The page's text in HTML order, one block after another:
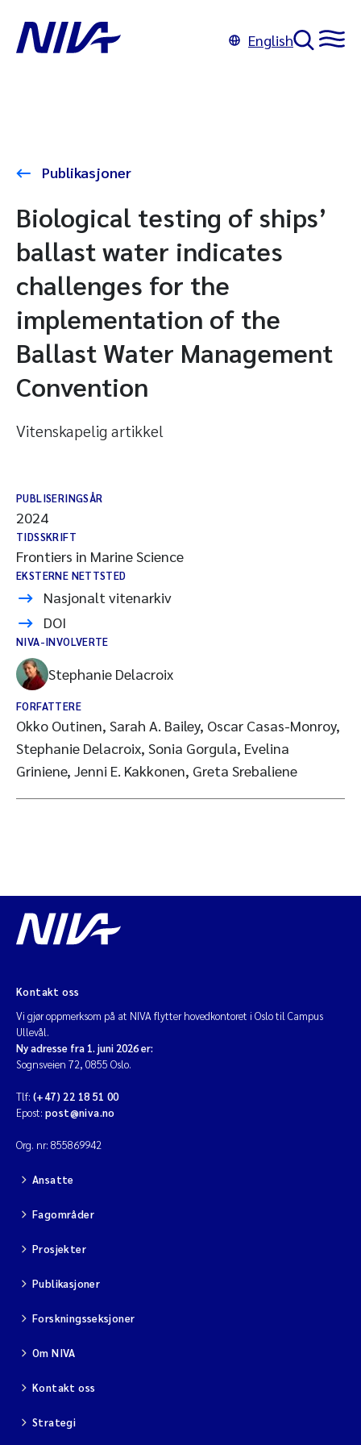
English
Publikasjoner
Biological testing of ships’
ballast water indicates
challenges for the
implementation of the
Ballast Water Management
Convention
Vitenskapelig artikkel
PUBLISERINGSÅR
2024
TIDSSKRIFT
Frontiers in Marine Science
EKSTERNE NETTSTED
Nasjonalt vitenarkiv
DOI
NIVA-INVOLVERTE
Stephanie Delacroix
FORFATTERE
Okko Outinen, Sarah A. Bailey, Oscar Casas-Monroy,
Stephanie Delacroix, Sonia Gorgula, Evelina
Griniene, Jenni E. Kakkonen, Greta Srebaliene
Kontakt oss
Vi gjør oppmerksom på at NIVA flytter hovedkontoret i Oslo til Campus
Ullevål.
Ny adresse fra 1. juni 2026 er:
Sognsveien 72, 0855 Oslo.
Tlf: (+47) 22 18 51 00
Epost: post@niva.no
Org. nr: 855869942
Ansatte
Fagområder
Prosjekter
Publikasjoner
Forskningsseksjoner
Om NIVA
Kontakt oss
Strategi